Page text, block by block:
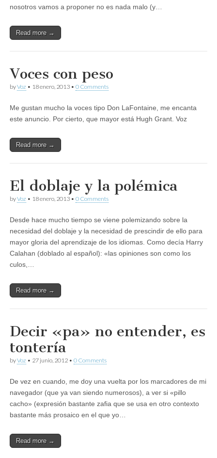
nosotros vamos a proponer no es nada malo (y…
Read more →
Voces con peso
byVoz • 18 enero, 2013 • 0 Comments
Me gustan mucho la voces tipo Don LaFontaine, me encanta
este anuncio. Por cierto, que mayor está Hugh Grant. Voz
Read more →
El doblaje y la polémica
byVoz • 18 enero, 2013 • 0 Comments
Desde hace mucho tiempo se viene polemizando sobre la
necesidad del doblaje y la necesidad de prescindir de ello para
mayor gloria del aprendizaje de los idiomas. Como decía Harry
Calahan (doblado al español): «las opiniones son como los
culos,…
Read more →
Decir «pa» no entender, es
tontería
byVoz • 27 junio, 2012 • 0 Comments
De vez en cuando, me doy una vuelta por los marcadores de mi
navegador (que ya van siendo numerosos), a ver si «pillo
cacho» (expresión bastante zafia que se usa en otro contexto
bastante más prosaico en el que yo…
Read more →